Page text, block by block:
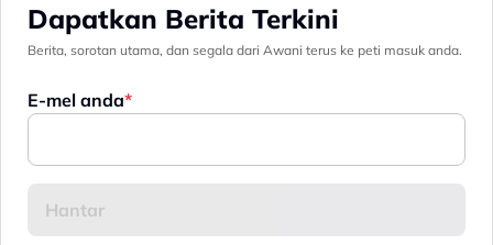
Dapatkan Berita Terkini
Berita, sorotan utama, dan segala dari Awani terus ke peti masuk anda.
E-mel anda